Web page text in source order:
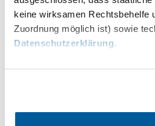
keine wirksamen Rechtsbehelfe
Zuordnung möglich ist) sowie
Datenschutzerklärung.